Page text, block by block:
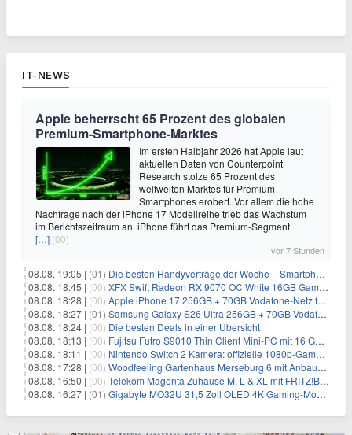
IT-NEWS
Apple beherrscht 65 Prozent des globalen
Premium-Smartphone-Marktes
Im ersten Halbjahr 2026 hat Apple laut
aktuellen Daten von Counterpoint
Research stolze 65 Prozent des
weltweiten Marktes für Premium-
Smartphones erobert. Vor allem die hohe
Nachfrage nach der iPhone 17 Modellreihe trieb das Wachstum
im Berichtszeitraum an. iPhone führt das Premium-Segment
[…] (00)
vor 7 Stunden
08.08. 19:05 | (01) Die besten Handyverträge der Woche – Smartphone-Tarife & SIM-Only im Überblick
08.08. 18:45 | (00) XFX Swift Radeon RX 9070 OC White 16GB Gaming-Grafikkarte für 579€
08.08. 18:28 | (00) Apple iPhone 17 256GB + 70GB Vodafone-Netz für 34,99€/Monat (effektiv 6,41€/Monat)
08.08. 18:27 | (01) Samsung Galaxy S26 Ultra 256GB + 70GB Vodafone-Netz für 34,99€/Monat (effektiv 4,74€/Monat)
08.08. 18:24 | (00) Die besten Deals in einer Übersicht
08.08. 18:13 | (00) Fujitsu Futro S9010 Thin Client Mini-PC mit 16 GB RAM für 100€
08.08. 18:11 | (00) Nintendo Switch 2 Kamera: offizielle 1080p-GameChat-Kamera für 19,99€
08.08. 17:28 | (00) Woodfeeling Gartenhaus Merseburg 6 mit Anbaudach für 1.048€
08.08. 16:50 | (00) Telekom Magenta Zuhause M, L & XL mit FRITZ!Box 7690 für 1€ und 220€ Bonus (effektiv ab 19,74€/Monat)
08.08. 16:27 | (01) Gigabyte MO32U 31,5 Zoll OLED 4K Gaming-Monitor für 549€